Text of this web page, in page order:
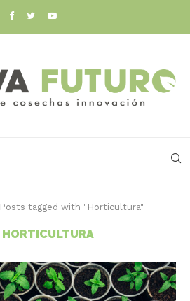
Posts tagged with "Horticultura"
HORTICULTURA